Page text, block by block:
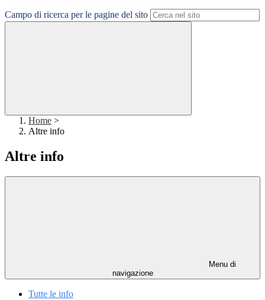
Campo di ricerca per le pagine del sito
Home >
Altre info
Altre info
Menu di
navigazione
Tutte le info